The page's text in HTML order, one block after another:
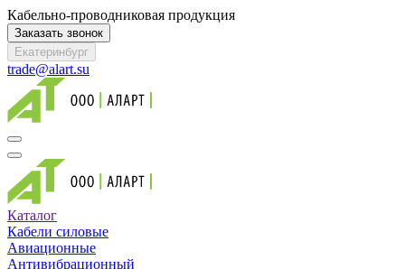
Кабельно-проводниковая продукция
Заказать звонок
Екатеринбург
trade@alart.su
Каталог
Кабели силовые
Авиационные
Антивибрационный